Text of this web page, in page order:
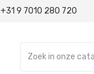
+31 9 7010 280 720